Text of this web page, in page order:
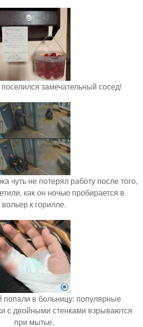
замечательный сосед!
чуть не потерял работу после того,
как он ночью пробирается в
вольер к горилле.
попали в больницу: популярные
с двойными стенками взрываются
при мытье.